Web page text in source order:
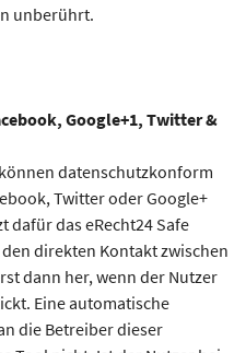
unberührt.
Google+1, Twitter &
datenschutzkonform
Twitter oder Google+
dafür das eRecht24 Safe
direkten Kontakt zwischen
dann her, wenn der Nutzer
Eine automatische
die Betreiber dieser